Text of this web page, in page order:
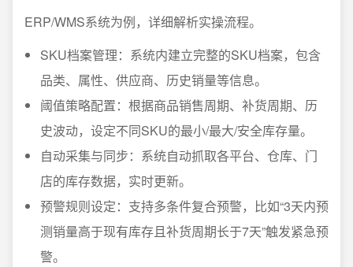
ERP/WMS系统为例，详细解析实操流程。
SKU档案管理：系统内建立完整的SKU档案，包含
品类、属性、供应商、历史销量等信息。
阈值策略配置：根据商品销售周期、补货周期、历
史波动，设定不同SKU的最小/最大/安全库存量。
自动采集与同步：系统自动抓取各平台、仓库、门
店的库存数据，实时更新。
预警规则设定：支持多条件复合预警，比如“3天内预
测销量高于现有库存且补货周期长于7天”触发紧急预
警。